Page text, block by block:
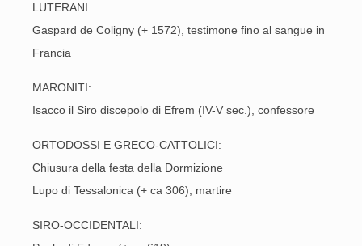
LUTERANI:
Gaspard de Coligny (+ 1572), testimone fino al sangue in
Francia
MARONITI:
Isacco il Siro discepolo di Efrem (IV-V sec.), confessore
ORTODOSSI E GRECO-CATTOLICI:
Chiusura della festa della Dormizione
Lupo di Tessalonica (+ ca 306), martire
SIRO-OCCIDENTALI: